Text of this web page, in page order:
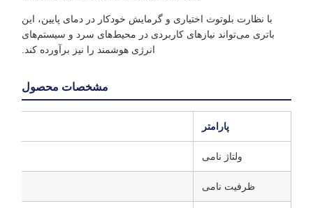
با نظارت بلوتوث اختیاری و گرمایش خودکار در دمای پایین، این
باتری می‌تواند نیازهای کاربردی در محیط‌های سرد و سیستم‌های
انرژی هوشمند را نیز برآورده کند.
مشخصات محصول
پارامتر
ولتاژ نامی
ظرفیت نامی